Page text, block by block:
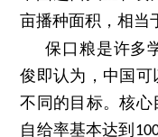
亩播种面积，相当
保口粮是许多
俊即认为，中国
不同的目标。核
自给率基本达到